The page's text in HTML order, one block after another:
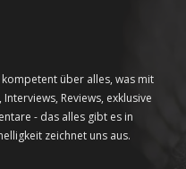
über alles, was mit
Reviews, exklusive
- das alles gibt es in
zeichnet uns aus.